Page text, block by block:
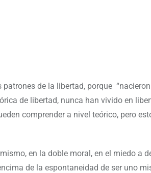
de la libertad, porque
de libertad, nunca han vivido en
comprender a nivel teórico, pero
en la doble moral, en el miedo a
de la espontaneidad de ser uno